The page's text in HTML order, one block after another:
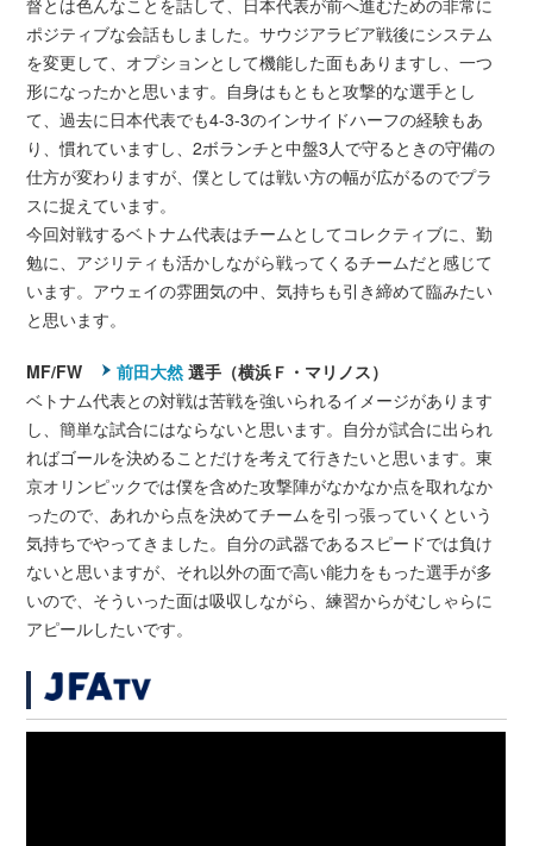
督とは色んなことを話して、日本代表が前へ進むための非常に
ポジティブな会話もしました。サウジアラビア戦後にシステム
を変更して、オプションとして機能した面もありますし、一つ
形になったかと思います。自身はもともと攻撃的な選手とし
て、過去に日本代表でも4-3-3のインサイドハーフの経験もあ
り、慣れていますし、2ボランチと中盤3人で守るときの守備の
仕方が変わりますが、僕としては戦い方の幅が広がるのでプラ
スに捉えています。
今回対戦するベトナム代表はチームとしてコレクティブに、勤
勉に、アジリティも活かしながら戦ってくるチームだと感じて
います。アウェイの雰囲気の中、気持ちも引き締めて臨みたい
と思います。
MF/FW 前田大然 選手（横浜Ｆ・マリノス）
ベトナム代表との対戦は苦戦を強いられるイメージがあります
し、簡単な試合にはならないと思います。自分が試合に出られ
ればゴールを決めることだけを考えて行きたいと思います。東
京オリンピックでは僕を含めた攻撃陣がなかなか点を取れなか
ったので、あれから点を決めてチームを引っ張っていくという
気持ちでやってきました。自分の武器であるスピードでは負け
ないと思いますが、それ以外の面で高い能力をもった選手が多
いので、そういった面は吸収しながら、練習からがむしゃらに
アピールしたいです。